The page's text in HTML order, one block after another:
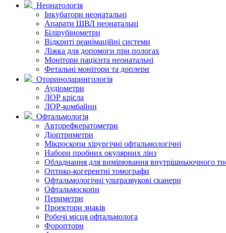
Неонатологія
Інкубатори неонатальні
Апарати ШВЛ неонатальні
Білірубінометри
Відкриті реанімаційні системи
Ліжка для допомоги при пологах
Монітори пацієнта неонатальні
Фетальні монітори та доплери
Оториноларингологія
Аудіометри
ЛОР крісла
ЛОР-комбайни
Офтальмологія
Авторефкератометри
Діоптриметри
Мікроскопи хірургічні офтальмологічні
Набори пробних окулярних лінз
Обладнання для вимірювання внутрішньоочного
Оптико-когерентні томографи
Офтальмологічні ультразвукові сканери
Офтальмоскопи
Периметри
Проектори знаків
Робочі місця офтальмолога
Фороптори